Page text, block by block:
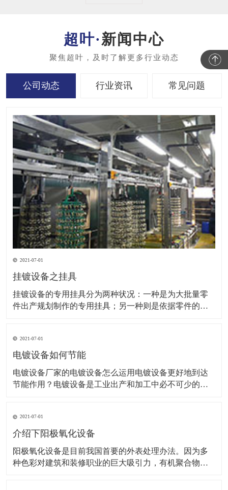
新闻中心
公司动态 行业资讯 常见问题
2021-07-01
挂镀设备之挂具
挂镀设备的专用挂具分为两种状况：一种是为大批量零
件出产规划制作的专用挂具；另一种则是依据零件的复
具。挂具应具有弹性以将零件夹紧，避免由于接触松动
处，形成不导电的氧化膜，而影响阳极氧化继续进行。
2021-07-01
电镀设备如何节能
电镀设备厂家的电镀设备怎么运用电镀设备更好地到达
节能作用？电镀设备是工业出产和加工中必不可少的设
是否正确挑选电镀电源，直接关系到镀层的质量，镀槽
的出产能力，能耗和出资效益。因为能耗大，功率低，
2021-07-01
介绍下阳极氧化设备
阳极氧化设备是目前我国首要的外表处理办法。因为多
种色彩对建筑和装修职业的巨大吸引力，有机聚合物的